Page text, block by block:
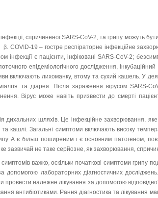
спри­чиненоїSARS-CoV-2, та грипу можуть
β. COVID-19 – гостре респіраторне інфекційне
інфекції є пацієнти, інфікованіSARS-CoV-2;
епідеміологічного дослідження, інкубаційний
включають ли­хо­ман­ку, втому та сухий кашель. У
та діа­рея. Після зараження вірусом SARS-
Вірус може навіть призвести до смерті
ди­халь­них шляхів. Це інфекційне захворювання,
кашлі. Загальні симптоми включають високу
А є більш поширеним і є основним патогеном,
зазвичай не таке серйозне, як захво­рю­вання,
важко, оскільки початкові симптоми грипу
допомогою лабораторних діагностичних
належне лікування за допомо­гою відповідної
антибіо­ти­ка­ми. Рання діагностика та лікування